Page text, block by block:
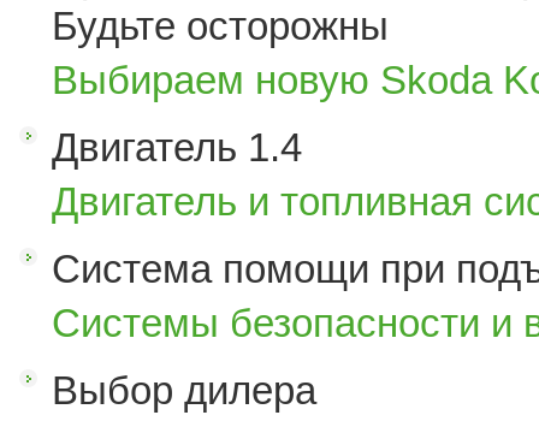
Будьте осторожны
Выбираем новую Skoda
Двигатель 1.4
Двигатель и топливная
Система помощи при
Системы безопасности и
Выбор дилера